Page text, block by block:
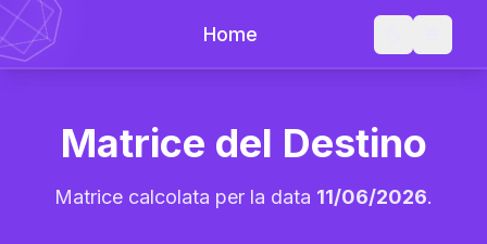
Home
Matrice del Destino
Matrice calcolata per la data 11/06/2026.